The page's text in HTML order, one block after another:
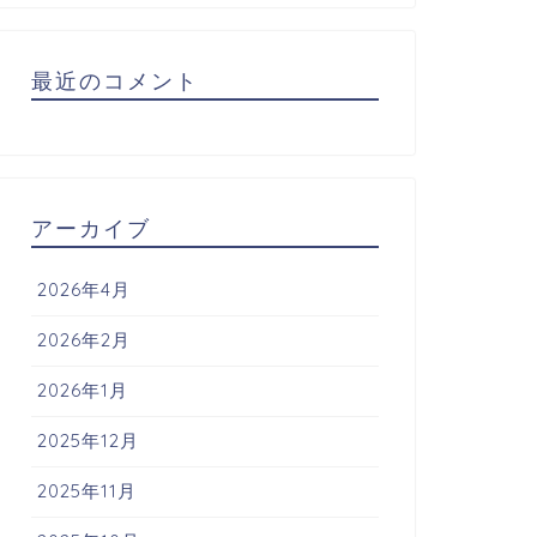
最近のコメント
アーカイブ
2026年4月
2026年2月
2026年1月
2025年12月
2025年11月